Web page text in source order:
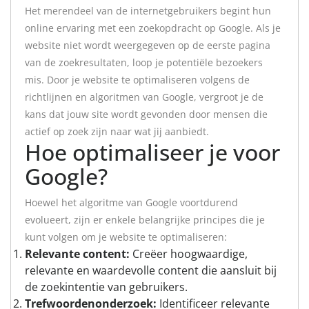
Het merendeel van de internetgebruikers begint hun
online ervaring met een zoekopdracht op Google. Als je
website niet wordt weergegeven op de eerste pagina
van de zoekresultaten, loop je potentiële bezoekers
mis. Door je website te optimaliseren volgens de
richtlijnen en algoritmen van Google, vergroot je de
kans dat jouw site wordt gevonden door mensen die
actief op zoek zijn naar wat jij aanbiedt.
Hoe optimaliseer je voor
Google?
Hoewel het algoritme van Google voortdurend
evolueert, zijn er enkele belangrijke principes die je
kunt volgen om je website te optimaliseren:
Relevante content: Creëer hoogwaardige,
relevante en waardevolle content die aansluit bij
de zoekintentie van gebruikers.
Trefwoordenonderzoek: Identificeer relevante